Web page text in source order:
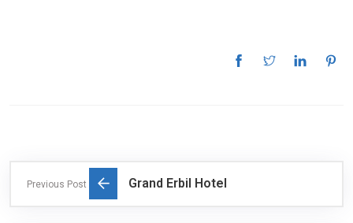
Previous Post Grand Erbil Hotel